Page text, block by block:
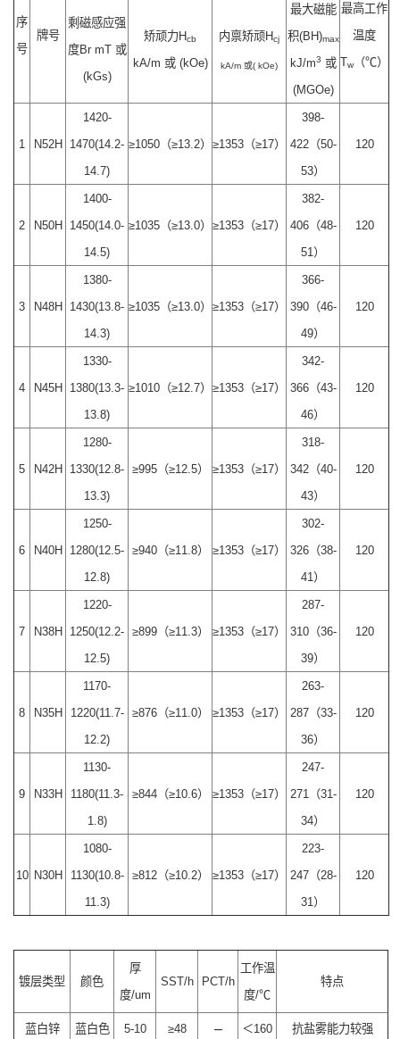
序
号
牌号
最高工作
温度
Tw （℃）
剩磁感应强
度Br mT 或
(kGs)
矫顽力Hcb
kA/m 或 (kOe)
内禀矫顽Hcj
kA/m 或( kOe)
最大磁能
积(BH)max
kJ/m3 或
(MGOe)
1 N52H
1420-
1470(14.2-
14.7)
≥1050（≥13.2） ≥1353（≥17）
398-
422（50-
53）
120
2 N50H
1400-
1450(14.0-
14.5)
≥1035（≥13.0） ≥1353（≥17）
382-
406（48-
51）
120
3 N48H
1380-
1430(13.8-
14.3)
≥1035（≥13.0） ≥1353（≥17）
366-
390（46-
49）
120
4 N45H
1330-
1380(13.3-
13.8)
≥1010（≥12.7） ≥1353（≥17）
342-
366（43-
46）
120
5 N42H
1280-
1330(12.8-
13.3)
≥995（≥12.5） ≥1353（≥17）
318-
342（40-
43）
120
6 N40H
1250-
1280(12.5-
12.8)
≥940（≥11.8） ≥1353（≥17）
302-
326（38-
41）
120
7 N38H
1220-
1250(12.2-
12.5)
≥899（≥11.3） ≥1353（≥17）
287-
310（36-
39）
120
8 N35H
1170-
1220(11.7-
12.2)
≥876（≥11.0） ≥1353（≥17）
263-
287（33-
36）
120
9 N33H
1130-
1180(11.3-
1.8)
≥844（≥10.6） ≥1353（≥17）
247-
271（31-
34）
120
10 N30H
1080-
1130(10.8-
11.3)
≥812（≥10.2） ≥1353（≥17）
223-
247（28-
31）
120
镀层类型 颜色
厚
度/um
SST/h PCT/h
工作温
度/℃
特点
蓝白锌 蓝白色 5-10 ≥48 – ＜160 抗盐雾能力较强